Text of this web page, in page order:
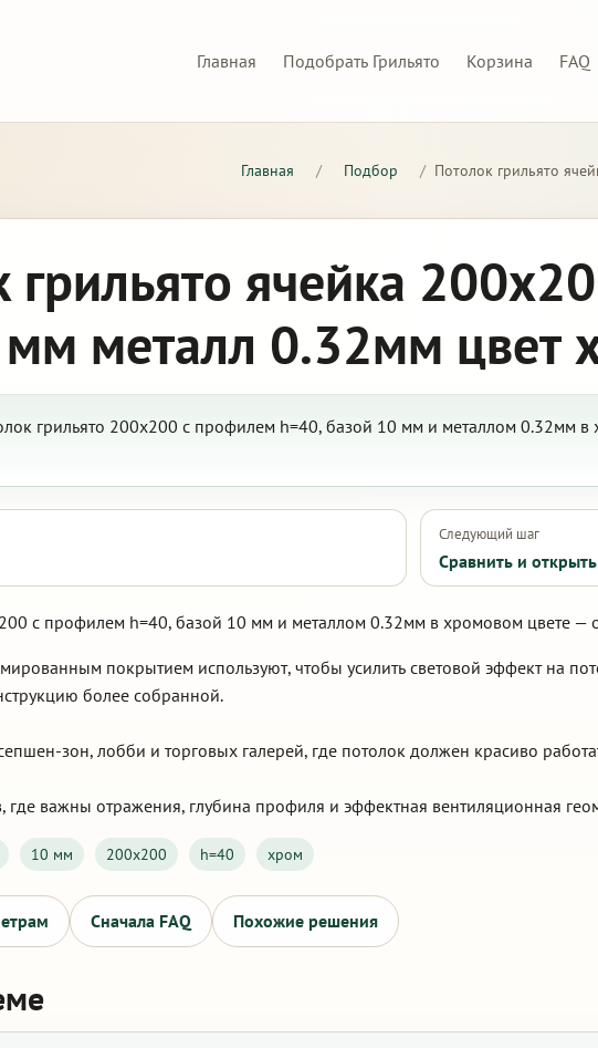
Главная Подобрать Грильято Корзина FAQ
Главная / Подбор / Потолок грильято
грильято ячейка
мм металл 0.32мм цвет
грильято 200х200 с профилем h=40, базой 10 мм и металлом 0.32мм
Следующий шаг
Сравнить и
с профилем h=40, базой 10 мм и металлом 0.32мм в хромовом цвете
покрытием используют, чтобы усилить световой эффект на
более собранной.
зон, лобби и торговых галерей, где потолок должен красиво
где важны отражения, глубина профиля и эффектная вентиляционная
10 мм 200х200 h=40 хром
Сначала FAQ Похожие решения